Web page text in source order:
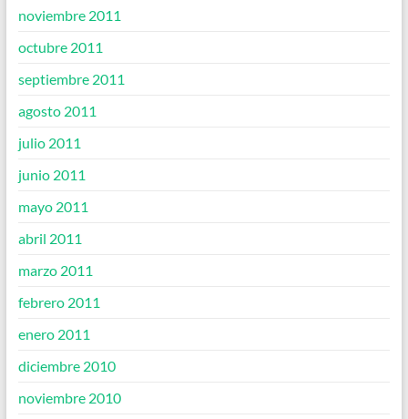
noviembre 2011
octubre 2011
septiembre 2011
agosto 2011
julio 2011
junio 2011
mayo 2011
abril 2011
marzo 2011
febrero 2011
enero 2011
diciembre 2010
noviembre 2010